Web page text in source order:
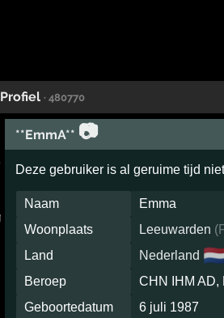
Profiel · 480770
**EmmA** 📷
Deze gebruiker is al geruime tijd
Naam
Emma
Woonplaats
Leeuwarden (
Land
Nederland
Beroep
CHN IHM AD,
Geboortedatum
6 juli 1987